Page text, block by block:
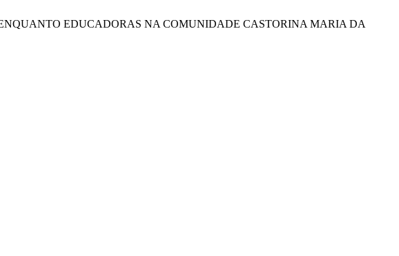
ENQUANTO EDUCADORAS NA COMUNIDADE CASTORINA MARIA DA